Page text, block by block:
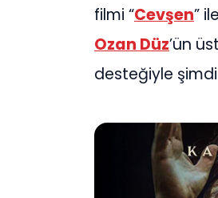
filmi “Cevşen”
Ozan Düz’ün
desteğiyle